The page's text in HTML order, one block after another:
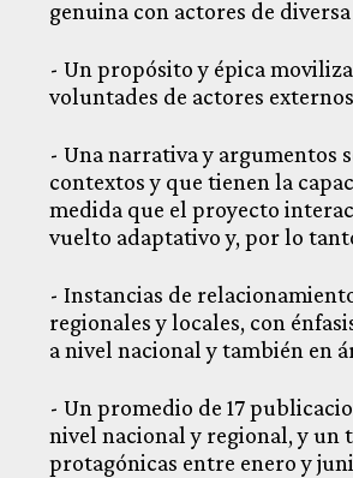
genuina con actores de
- Un propósito y épica
voluntades de actores
- Una narrativa y argumentos
contextos y que tienen la
medida que el proyecto
vuelto adaptativo y, por lo
- Instancias de
regionales y locales, con
a nivel nacional y también en
- Un promedio de 17
nivel nacional y regional, y un
protagónicas entre enero y